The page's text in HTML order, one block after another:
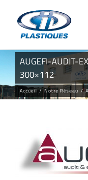
contenu
AUGEFI-AUDIT-
300×112
Accueil / Notre Réseau /